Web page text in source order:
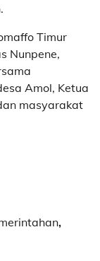
Timur
Nunpene,
Amol, Ketua
masyarakat
,